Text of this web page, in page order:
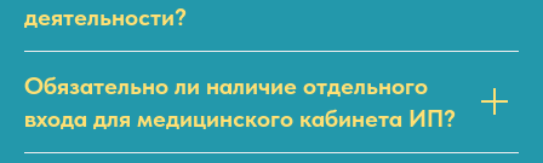
деятельности?
Обязательно ли наличие отдельного
входа для медицинского кабинета ИП?